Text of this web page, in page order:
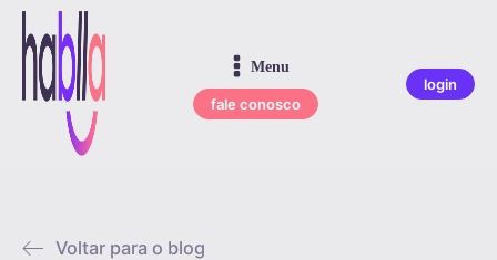
Menu
fale conosco
login
Voltar para o blog